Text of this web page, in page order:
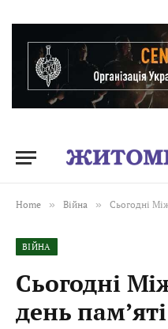
Home » Війна » Сьогодні
ВІЙНА
Сьогодні
день